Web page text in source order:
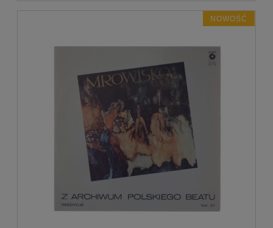
NOWOŚĆ